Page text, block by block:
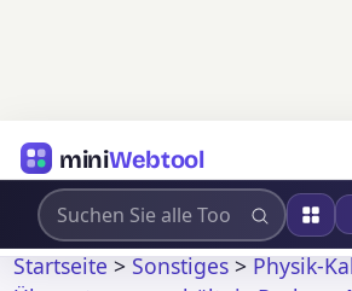
miniWebtool
Startseite>Sonstiges>Physik-